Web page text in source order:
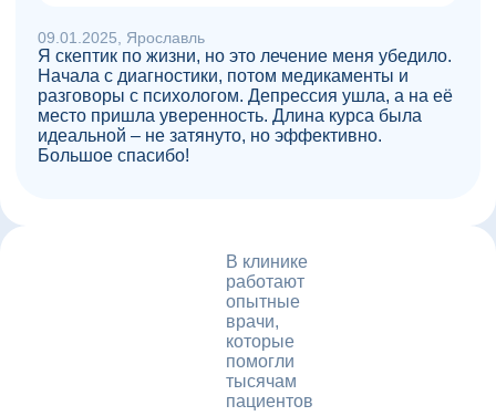
09.01.2025, Ярославль
Я скептик по жизни, но это лечение меня убедило.
Начала с диагностики, потом медикаменты и
разговоры с психологом. Депрессия ушла, а на её
место пришла уверенность. Длина курса была
идеальной – не затянуто, но эффективно.
Большое спасибо!
В клинике
работают
опытные
врачи,
которые
помогли
тысячам
пациентов